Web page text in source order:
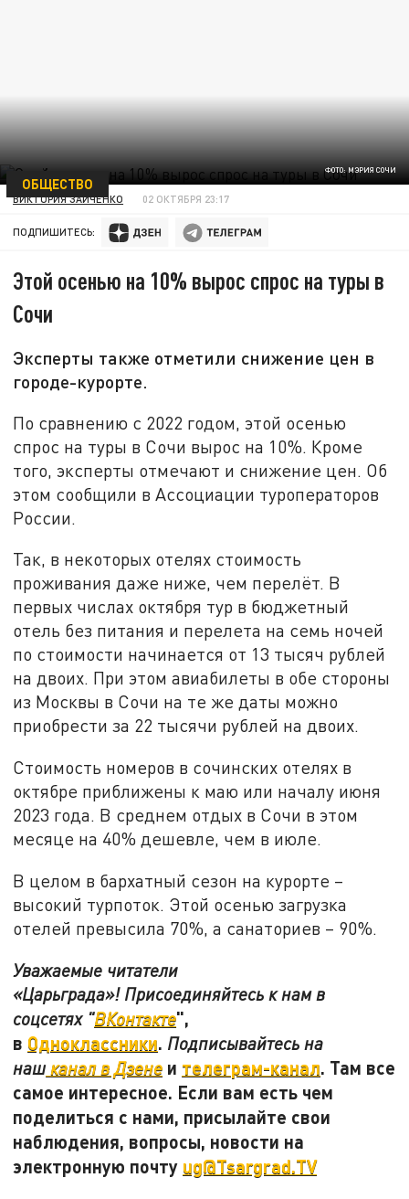
ФОТО: МЭРИЯ СОЧИ
ОБЩЕСТВО
ВИКТОРИЯ ЗАЙЧЕНКО 02 ОКТЯБРЯ 23:17
ПОДПИШИТЕСЬ:
Этой осенью на 10% вырос спрос на туры в
Сочи
Эксперты также отметили снижение цен в
городе-курорте.
По сравнению с 2022 годом, этой осенью
спрос на туры в Сочи вырос на 10%. Кроме
того, эксперты отмечают и снижение цен. Об
этом сообщили в Ассоциации туроператоров
России.
Так, в некоторых отелях стоимость
проживания даже ниже, чем перелёт. В
первых числах октября тур в бюджетный
отель без питания и перелета на семь ночей
по стоимости начинается от 13 тысяч рублей
на двоих. При этом авиабилеты в обе стороны
из Москвы в Сочи на те же даты можно
приобрести за 22 тысячи рублей на двоих.
Стоимость номеров в сочинских отелях в
октябре приближены к маю или началу июня
2023 года. В среднем отдых в Сочи в этом
месяце на 40% дешевле, чем в июле.
В целом в бархатный сезон на курорте –
высокий турпоток. Этой осенью загрузка
отелей превысила 70%, а санаториев – 90%.
Уважаемые читатели
«Царьграда»! Присоединяйтесь к нам в
соцсетях "ВКонтакте",
в Одноклассники. Подписывайтесь на
наш канал в Дзене и телеграм-канал. Там все
самое интересное. Если вам есть чем
поделиться с нами, присылайте свои
наблюдения, вопросы, новости на
электронную почту ug@Tsargrad.TV